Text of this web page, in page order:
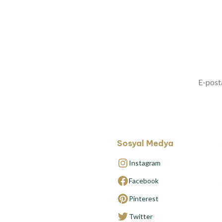
Sosyal Medya
Instagram
Facebook
Pinterest
Twitter